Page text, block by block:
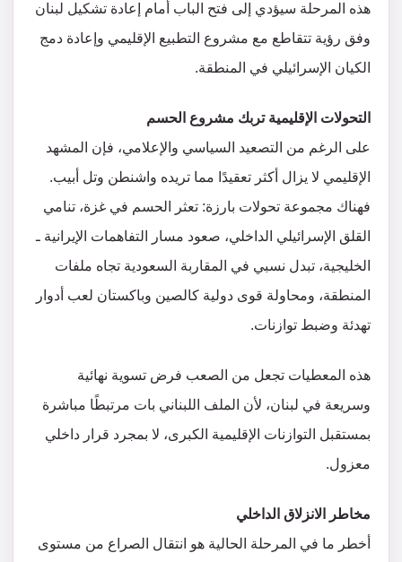
هذه المرحلة سيؤدي إلى فتح الباب أمام إعادة تشكيل لبنان
وفق رؤية تتقاطع مع مشروع التطبيع الإقليمي وإعادة دمج
الكيان الإسرائيلي في المنطقة.
التحولات الإقليمية تربك مشروع الحسم
على الرغم من التصعيد السياسي والإعلامي، فإن المشهد
الإقليمي لا يزال أكثر تعقيدًا مما تريده واشنطن وتل أبيب.
فهناك مجموعة تحولات بارزة: تعثر الحسم في غزة، تنامي
القلق الإسرائيلي الداخلي، صعود مسار التفاهمات الإيرانية ـ
الخليجية، تبدل نسبي في المقاربة السعودية تجاه ملفات
المنطقة، ومحاولة قوى دولية كالصين وباكستان لعب أدوار
تهدئة وضبط توازنات.
هذه المعطيات تجعل من الصعب فرض تسوية نهائية
وسريعة في لبنان، لأن الملف اللبناني بات مرتبطًا مباشرة
بمستقبل التوازنات الإقليمية الكبرى، لا بمجرد قرار داخلي
معزول.
مخاطر الانزلاق الداخلي
أخطر ما في المرحلة الحالية هو انتقال الصراع من مستوى